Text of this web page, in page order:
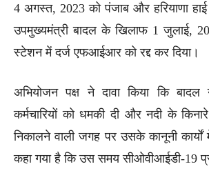
4 अगस्त, 2023 को पंजाब और हरियाणा हाई
उपमुख्यमंत्री बादल के खिलाफ 1 जुलाई,
स्टेशन में दर्ज एफआईआर को रद्द कर दिया।
अभियोजन पक्ष ने दावा किया कि
कर्मचारियों को धमकी दी और नदी के
निकालने वाली जगह पर उसके कानूनी कार्यों
कहा गया है कि उस समय सीओवीआईडी-19